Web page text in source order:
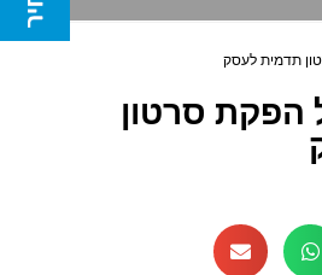
תדמית לעסק
הפקת סרטון